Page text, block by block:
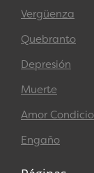
Vergüenza
Quebranto
Depresión
Muerte
Amor
Engaño